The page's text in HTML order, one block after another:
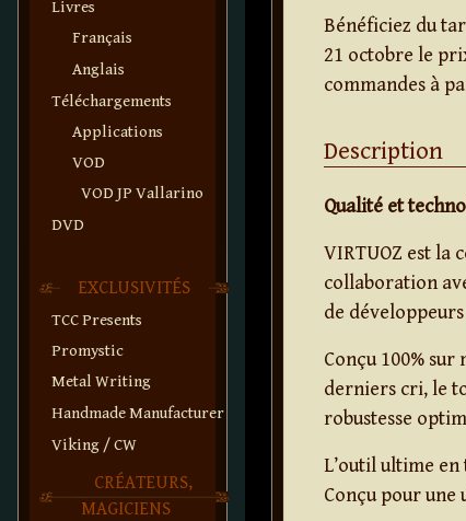
Livres
Français
Anglais
Téléchargements
Applications
VOD
VOD JP Vallarino
DVD
EXCLUSIVITÉS
TCC Presents
Promystic
Metal Writing
Handmade Manufacturer
Viking / CW
CRÉATEURS,
MAGICIENS
Bénéficiez du
21 octobre le
commandes à
Description
Qualité et
VIRTUOZ est la
collaboration
de
Conçu 100%
derniers cri, le
robustesse
L’outil ultime
Conçu pour une